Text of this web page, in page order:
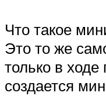
Что такое
Это то же
только в
создается